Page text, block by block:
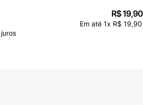
R$ 19,90
Em até 1x R$ 19,90